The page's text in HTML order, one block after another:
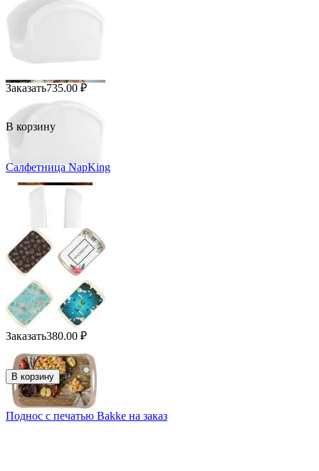
Заказать735.00 ₽
В корзину
Салфетница NapKing
Заказать380.00 ₽
В корзину
Поднос с печатью Bakke на заказ